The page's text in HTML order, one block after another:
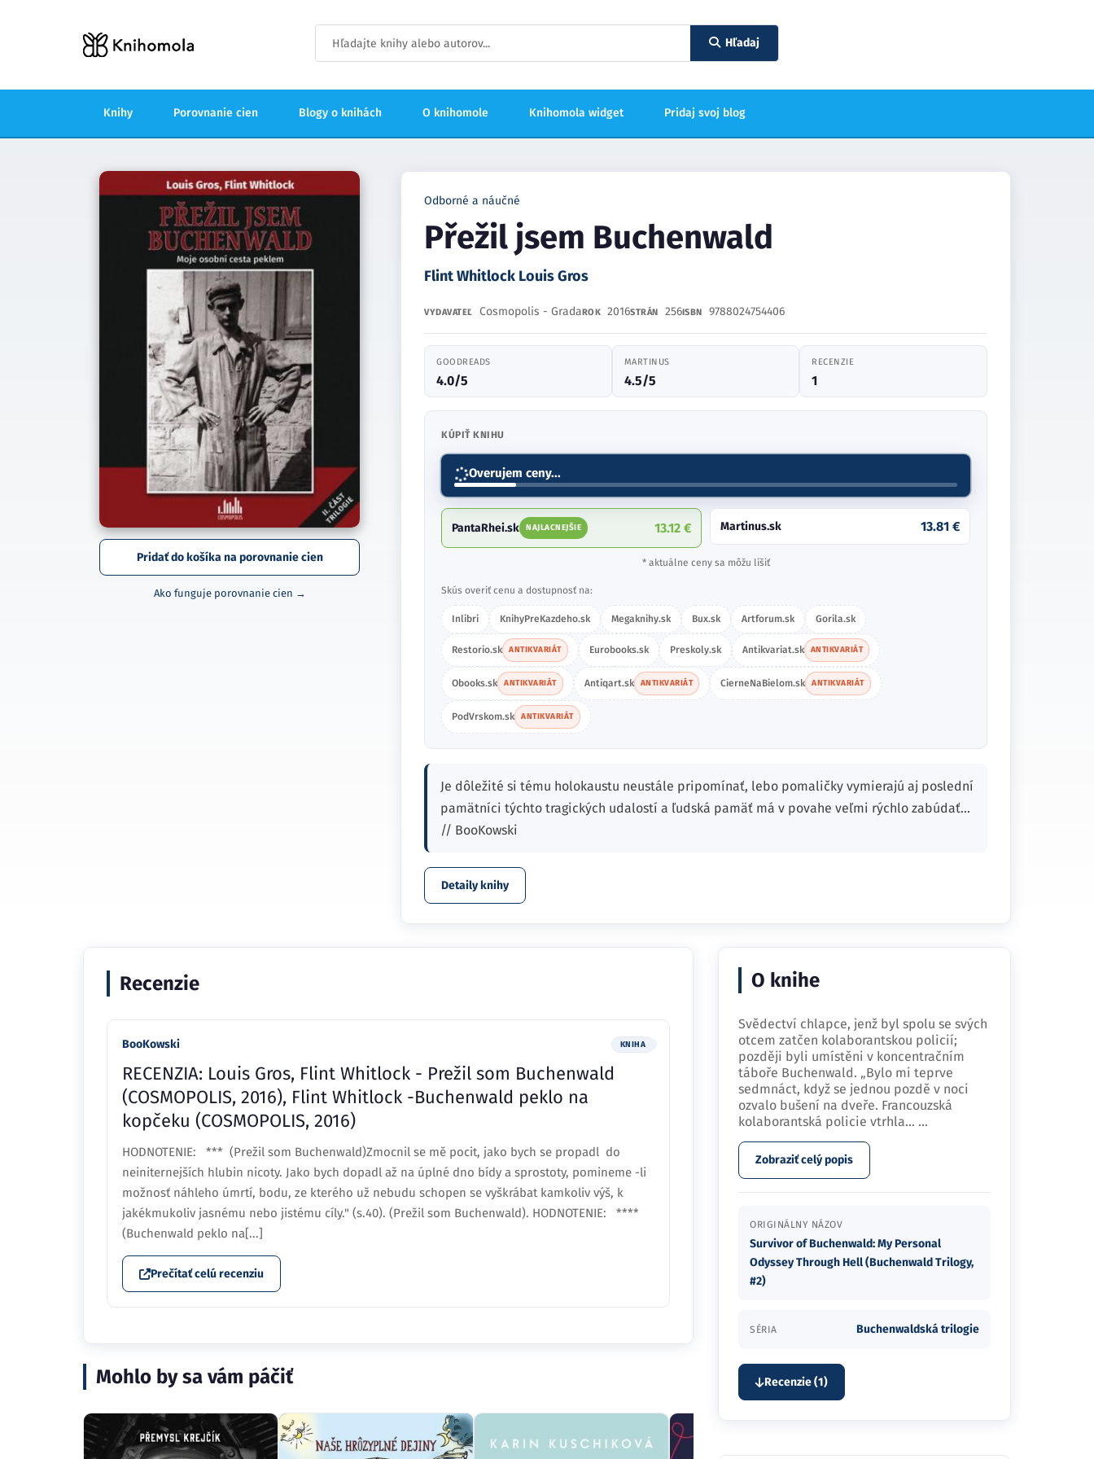
Hľadaj
Knihy Porovnanie cien Blogy o knihách O knihomole Knihomola widget Pridaj svoj blog
Pridať do košíka na porovnanie cien
Ako funguje porovnanie cien →
Odborné a náučné
Přežil jsem Buchenwald
Flint Whitlock Louis Gros
VYDAVATEĽ Cosmopolis - GradaROK 2016STRÁN 256ISBN 9788024754406
GOODREADS
4.0/5
MARTINUS
4.5/5
RECENZIE
1
KÚPIŤ KNIHU
Overujem ceny...
PantaRhei.sk NAJLACNEJŠIE 13.12 € Martinus.sk 13.81 €
* aktuálne ceny sa môžu líšiť
Skús overiť cenu a dostupnosť na:
Inlibri KnihyPreKazdeho.sk Megaknihy.sk Bux.sk Artforum.sk Gorila.sk
Restorio.sk ANTIKVARIÁT Eurobooks.sk Preskoly.sk Antikvariat.sk ANTIKVARIÁT
Obooks.sk ANTIKVARIÁT Antiqart.sk ANTIKVARIÁT CierneNaBielom.sk ANTIKVARIÁT
PodVrskom.sk ANTIKVARIÁT
Je dôležité si tému holokaustu neustále pripomínať, lebo pomaličky vymierajú aj poslední
pamätníci týchto tragických udalostí a ľudská pamäť má v povahe veľmi rýchlo zabúdať...
// BooKowski
Detaily knihy
Recenzie
BooKowski KNIHA
RECENZIA: Louis Gros, Flint Whitlock - Prežil som Buchenwald
(COSMOPOLIS, 2016), Flint Whitlock -Buchenwald peklo na
kopčeku (COSMOPOLIS, 2016)
HODNOTENIE: *** (Prežil som Buchenwald)Zmocnil se mě pocit, jako bych se propadl do
neiniternejších hlubin nicoty. Jako bych dopadl až na úplné dno bídy a sprostoty, pomineme -li
možnosť náhleho úmrtí, bodu, ze kterého už nebudu schopen se vyškrábat kamkoliv výš, k
jakékmukoliv jasnému nebo jistému cíly." (s.40). (Prežil som Buchenwald). HODNOTENIE: ****
(Buchenwald peklo na[...]
Prečítať celú recenziu
Mohlo by sa vám páčiť
O knihe
Svědectví chlapce, jenž byl spolu se svých
otcem zatčen kolaborantskou policií;
později byli umístěni v koncentračním
táboře Buchenwald. „Bylo mi teprve
sedmnáct, když se jednou pozdě v noci
ozvalo bušení na dveře. Francouzská
kolaborantská policie vtrhla… ...
Zobraziť celý popis
ORIGINÁLNY NÁZOV
Survivor of Buchenwald: My Personal
Odyssey Through Hell (Buchenwald Trilogy,
#2)
SÉRIA Buchenwaldská trilogie
Recenzie (1)